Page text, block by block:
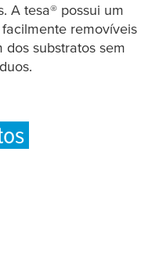
A tesa® possui um
removíveis
substratos sem